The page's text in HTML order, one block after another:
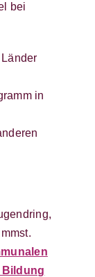
bei
in
Bildung